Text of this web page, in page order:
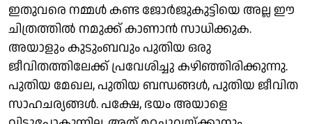
ഇതുവരെ നമ്മൾ കണ്ട ജോർജുകുട്ടിയെ അല്ല ഈ
ചിത്രത്തിൽ നമുക്ക് കാണാൻ സാധിക്കുക.
അയാളും കുടുംബവും പുതിയ ഒരു
ജീവിതത്തിലേക്ക് പ്രവേശിച്ചു കഴിഞ്ഞിരിക്കുന്നു.
പുതിയ മേഖല, പുതിയ ബന്ധങ്ങൾ, പുതിയ ജീവിത
സാഹചര്യങ്ങൾ. പക്ഷേ, ഭയം അയാളെ